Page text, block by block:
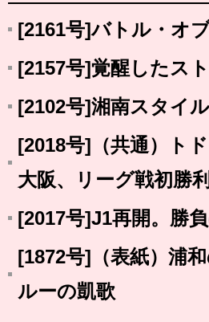
[2161号]バトル・オ
[2157号]覚醒したス
[2102号]湘南スタイ
[2018号]（共通）ト
大阪、リーグ戦初勝利
[2017号]J1再開。勝
[1872号]（表紙）浦
ルーの凱歌